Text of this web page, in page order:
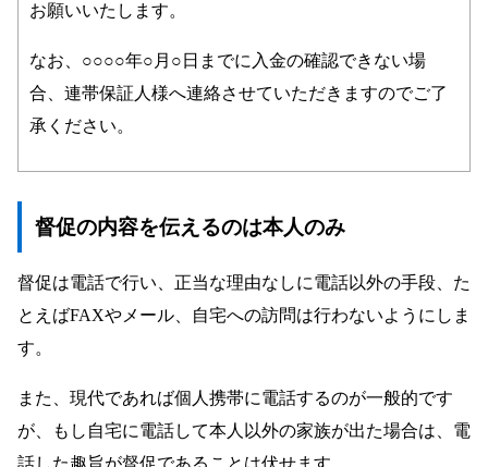
お願いいたします。
なお、○○○○年○月○日までに入金の確認できない場
合、連帯保証人様へ連絡させていただきますのでご了
承ください。
督促の内容を伝えるのは本人のみ
督促は電話で行い、正当な理由なしに電話以外の手段、た
とえばFAXやメール、自宅への訪問は行わないようにしま
す。
また、現代であれば個人携帯に電話するのが一般的です
が、もし自宅に電話して本人以外の家族が出た場合は、電